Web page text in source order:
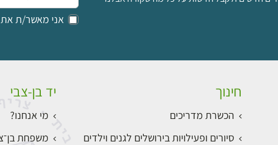
אני מאשר/ת את
חינוך
הכשרת מדריכים
סיורים ופעילויות בירושלים לגנים וילדים
יד בן-צבי
מי אנחנו?
משפחת